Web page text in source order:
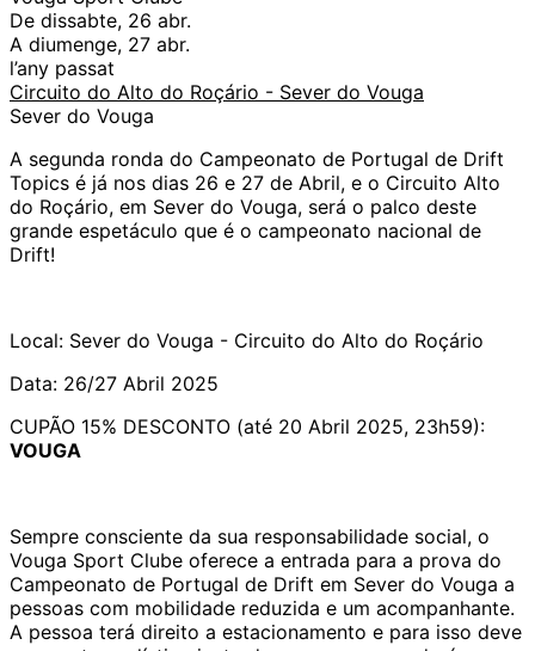
De dissabte, 26 abr.
A diumenge, 27 abr.
l’any passat
Circuito do Alto do Roçário - Sever do Vouga
Sever do Vouga
A segunda ronda do Campeonato de Portugal de Drift
Topics é já nos dias 26 e 27 de Abril, e o Circuito Alto
do Roçário, em Sever do Vouga, será o palco deste
grande espetáculo que é o campeonato nacional de
Drift!
Local: Sever do Vouga - Circuito do Alto do Roçário
Data: 26/27 Abril 2025
CUPÃO 15% DESCONTO (até 20 Abril 2025, 23h59):
VOUGA
Sempre consciente da sua responsabilidade social, o
Vouga Sport Clube oferece a entrada para a prova do
Campeonato de Portugal de Drift em Sever do Vouga a
pessoas com mobilidade reduzida e um acompanhante.
A pessoa terá direito a estacionamento e para isso deve